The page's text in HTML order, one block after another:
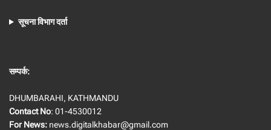
सूचना विभाग दर्ता
सम्पर्क:
DHUMBARAHI, KATHMANDU
Contact No: 01-4530012
For News: news.digitalkhabar@gmail.com